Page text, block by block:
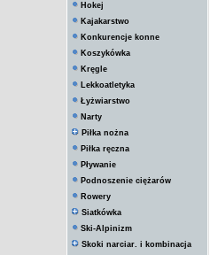
Hokej
Kajakarstwo
Konkurencje konne
Koszykówka
Kręgle
Lekkoatletyka
Łyżwiarstwo
Narty
Piłka nożna
Piłka ręczna
Pływanie
Podnoszenie ciężarów
Rowery
Siatkówka
Ski-Alpinizm
Skoki narciar. i kombinacja